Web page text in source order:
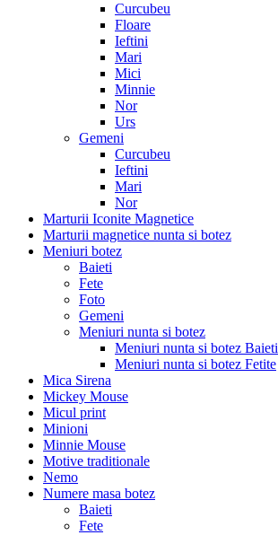
Curcubeu
Floare
Ieftini
Mari
Mici
Minnie
Nor
Urs
Gemeni
Curcubeu
Ieftini
Mari
Nor
Marturii Iconite Magnetice
Marturii magnetice nunta si botez
Meniuri botez
Baieti
Fete
Foto
Gemeni
Meniuri nunta si botez
Meniuri nunta si botez Baieti
Meniuri nunta si botez Fetite
Mica Sirena
Mickey Mouse
Micul print
Minioni
Minnie Mouse
Motive traditionale
Nemo
Numere masa botez
Baieti
Fete